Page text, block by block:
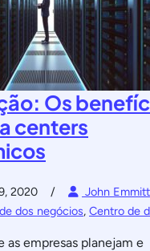
Os
centers
2020
John Emmitt
dos negócios, Centro de
as empresas planejam e